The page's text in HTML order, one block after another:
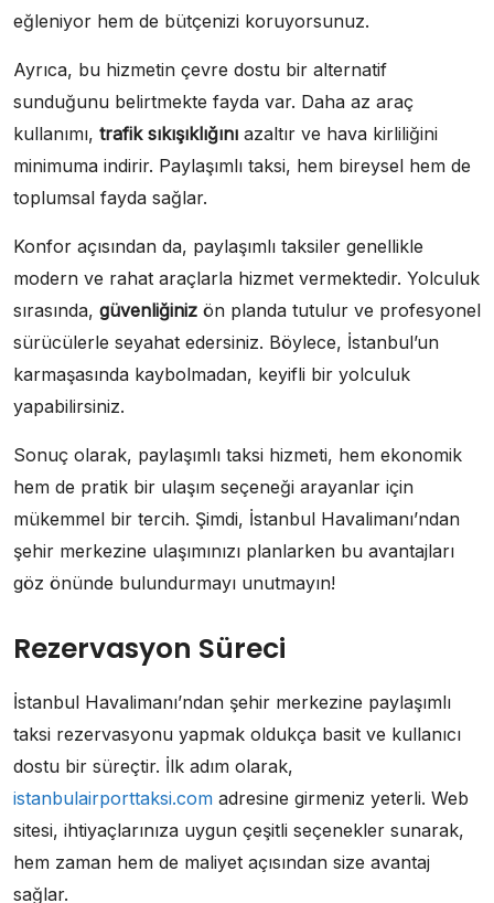
eğleniyor hem de bütçenizi koruyorsunuz.
Ayrıca, bu hizmetin çevre dostu bir alternatif
sunduğunu belirtmekte fayda var. Daha az araç
kullanımı, trafik sıkışıklığını azaltır ve hava kirliliğini
minimuma indirir. Paylaşımlı taksi, hem bireysel hem de
toplumsal fayda sağlar.
Konfor açısından da, paylaşımlı taksiler genellikle
modern ve rahat araçlarla hizmet vermektedir. Yolculuk
sırasında, güvenliğiniz ön planda tutulur ve profesyonel
sürücülerle seyahat edersiniz. Böylece, İstanbul’un
karmaşasında kaybolmadan, keyifli bir yolculuk
yapabilirsiniz.
Sonuç olarak, paylaşımlı taksi hizmeti, hem ekonomik
hem de pratik bir ulaşım seçeneği arayanlar için
mükemmel bir tercih. Şimdi, İstanbul Havalimanı’ndan
şehir merkezine ulaşımınızı planlarken bu avantajları
göz önünde bulundurmayı unutmayın!
Rezervasyon Süreci
İstanbul Havalimanı’ndan şehir merkezine paylaşımlı
taksi rezervasyonu yapmak oldukça basit ve kullanıcı
dostu bir süreçtir. İlk adım olarak,
istanbulairporttaksi.com adresine girmeniz yeterli. Web
sitesi, ihtiyaçlarınıza uygun çeşitli seçenekler sunarak,
hem zaman hem de maliyet açısından size avantaj
sağlar.